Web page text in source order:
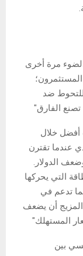
الضوء مرة أخرى
ضد
الفارق"
أفضل خلال
عندما تقترن
الدولار.
التي يحركها
تدعم في
المزيج أن يضعف
المستهلك"
بين